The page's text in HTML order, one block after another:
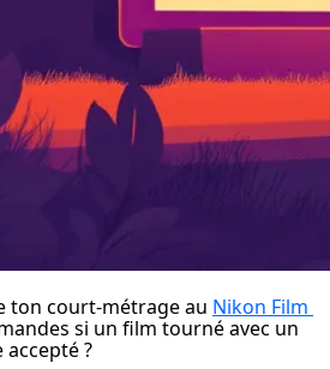
ton court-métrage au Nikon Film
si un film tourné avec un
?